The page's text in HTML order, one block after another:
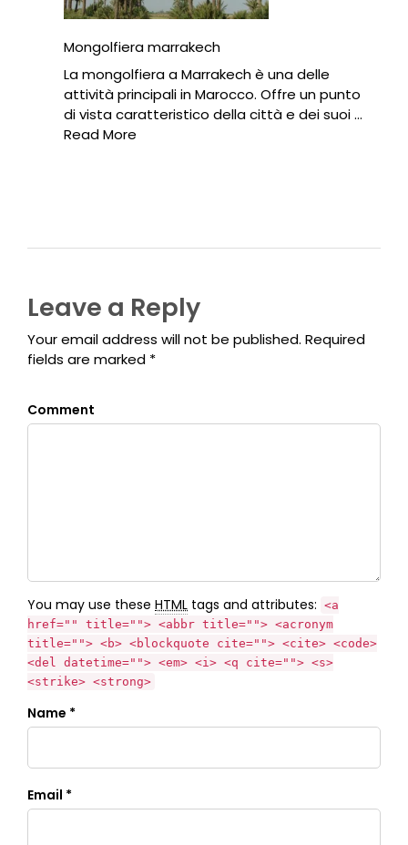
Mongolfiera marrakech
La mongolfiera a Marrakech è una delle
attività principali in Marocco. Offre un punto
di vista caratteristico della città e dei suoi …
Read More
Leave a Reply
Your email address will not be published. Required
fields are marked *
Comment
You may use these HTML tags and attributes: <a
href="" title=""> <abbr title=""> <acronym
title=""> <b> <blockquote cite=""> <cite> <code>
<del datetime=""> <em> <i> <q cite=""> <s>
<strike> <strong>
Name *
Email *